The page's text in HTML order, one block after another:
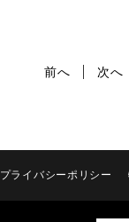
前へ 次へ
プライバシーポリシー